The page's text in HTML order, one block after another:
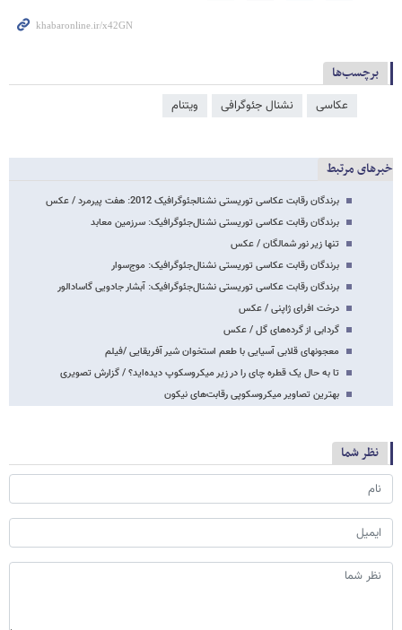
برچسب‌ها
عکاسی نشنال جئوگرافی ویتنام
خبرهای مرتبط
برندگان رقابت عکاسی توریستی نشنال‎جئوگرافیک 2012: هفت پیرمرد / عکس
برندگان رقابت عکاسی توریستی نشنال‌جئوگرافیک: سرزمین معابد
تنها زیر نور شمالگان / عکس
برندگان رقابت عکاسی توریستی نشنال‌جئوگرافیک: موج‌سوار
برندگان رقابت عکاسی توریستی نشنال‌جئوگرافیک: آبشار جادویی گاسادالور
درخت افرای ژاپنی / عکس
گردابی از گرده‌های گل / عکس
معجونهای قلابی آسیایی با طعم استخوان شیر آفریقایی /فیلم
تا به حال یک قطره چای را در زیر میکروسکوپ دیده‌اید؟ / گزارش تصویری
بهترین تصاویر میکروسکوپی رقابت‌های نیکون
نظر شما